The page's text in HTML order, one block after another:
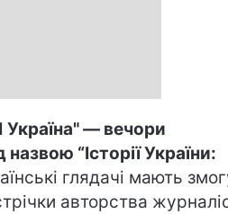
— вечори
“Історії України:
глядачі мають
авторства